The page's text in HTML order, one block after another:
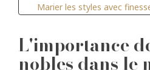
Marier les styles avec
Un bon agencement pour un
fonctionnel
Les fondamentaux d'un
L'importance
nobles dans le